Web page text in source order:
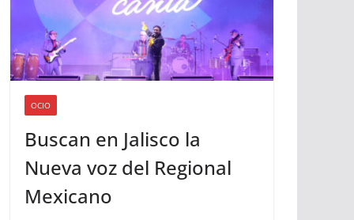
OCIO
Buscan en Jalisco la
Nueva voz del Regional
Mexicano